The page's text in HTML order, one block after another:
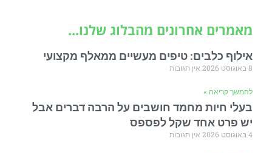
מאמרים אחרונים מהבלוג שלנו...
אילוף כלבים: טיפים מעשיים ממאלף מקצועי
8 באוגוסט 2026 אין תגובות
להמשך קריאה »
בעלי חיות מחמד חושבים על הרבה דברים אבל
יש פרט אחד שקל לפספס
4 באוגוסט 2026 אין תגובות